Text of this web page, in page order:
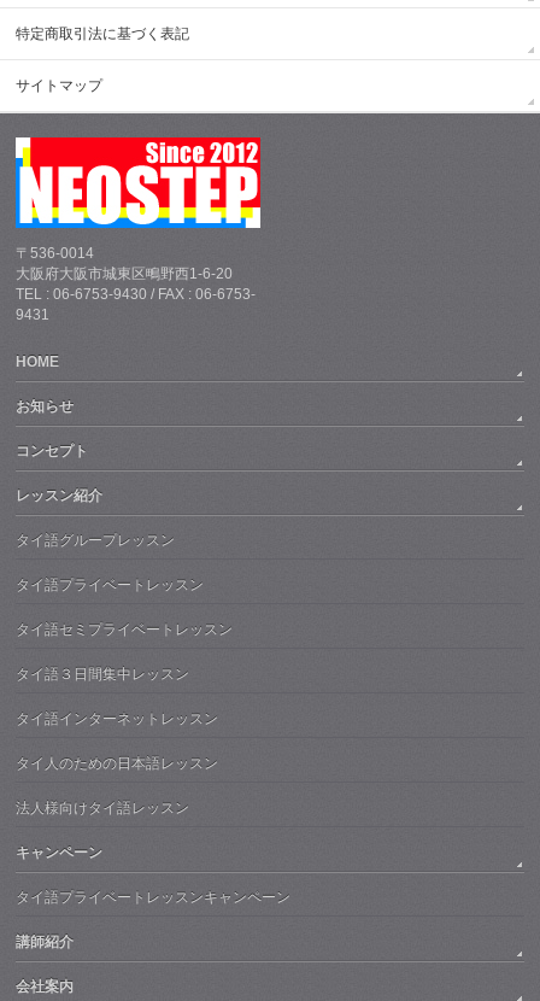
特定商取引法に基づく表記
サイトマップ
〒536-0014
大阪府大阪市城東区鴫野西1-6-20
TEL : 06-6753-9430 / FAX : 06-6753-
9431
HOME
お知らせ
コンセプト
レッスン紹介
タイ語グループレッスン
タイ語プライベートレッスン
タイ語セミプライベートレッスン
タイ語３日間集中レッスン
タイ語インターネットレッスン
タイ人のための日本語レッスン
法人様向けタイ語レッスン
キャンペーン
タイ語プライベートレッスンキャンペーン
講師紹介
会社案内